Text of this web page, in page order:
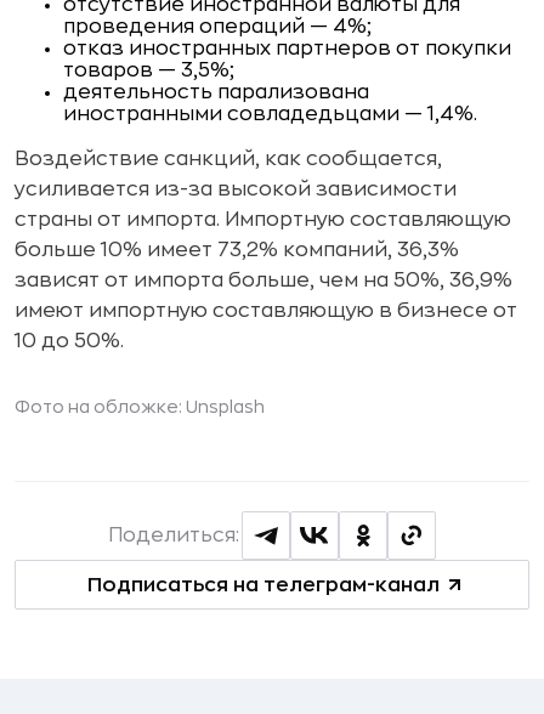
отсутствие иностранной валюты для
проведения операций — 4%;
отказ иностранных партнеров от покупки
товаров — 3,5%;
деятельность парализована
иностранными совладедьцами — 1,4%.
Воздействие санкций, как сообщается,
усиливается из-за высокой зависимости
страны от импорта. Импортную составляющую
больше 10% имеет 73,2% компаний, 36,3%
зависят от импорта больше, чем на 50%, 36,9%
имеют импортную составляющую в бизнесе от
10 до 50%.
Фото на обложке: Unsplash
Подписаться на телеграм-канал
Поделиться: